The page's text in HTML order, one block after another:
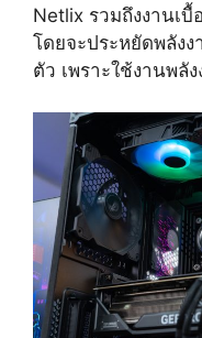
Netlix รวมถึงงานเบื้
โดยจะประหยัดพลัง
ตัว เพราะใช้งานพลั